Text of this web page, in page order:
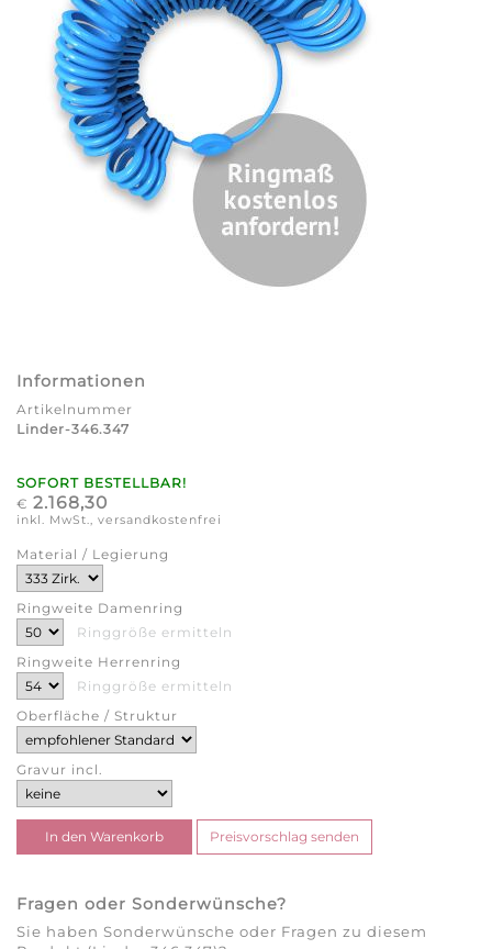
Informationen
Artikelnummer
Linder-346.347
SOFORT BESTELLBAR!
€ 2.168,30
inkl. MwSt., versandkostenfrei
Material / Legierung
Ringweite Damenring
Ringgröße ermitteln
Ringweite Herrenring
Ringgröße ermitteln
Oberfläche / Struktur
Gravur incl.
Fragen oder Sonderwünsche?
Sie haben Sonderwünsche oder Fragen zu diesem